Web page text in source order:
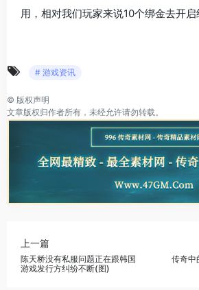
用，相对我们玩家来说10个绑金去开启
# 游戏资讯
© 版权声明
文章版权归作者所有，未经允许请勿转载。
上一篇
陈天桥没有私服问题正在跟韩国
游戏发行方纠纷不断(图)
传奇中